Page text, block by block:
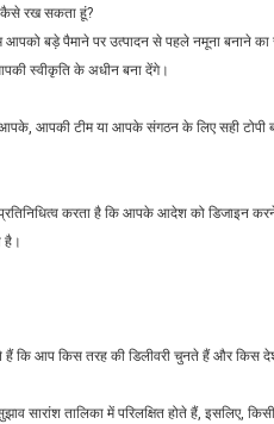
कैसे रख सकता हूं?
आपको बड़े पैमाने पर उत्पादन से पहले नमूना बनाने
स्वीकृति के अधीन बना देंगे।
आपकी टीम या आपके संगठन के लिए सही टोपी
करता है कि आपके आदेश को डिजाइन
है।
हैं कि आप किस तरह की डिलीवरी चुनते हैं और किस
सारांश तालिका में परिलक्षित होते हैं, इसलिए,